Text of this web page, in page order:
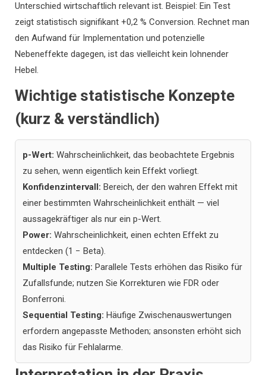
Unterschied wirtschaftlich relevant ist. Beispiel: Ein Test
zeigt statistisch signifikant +0,2 % Conversion. Rechnet man
den Aufwand für Implementation und potenzielle
Nebeneffekte dagegen, ist das vielleicht kein lohnender
Hebel.
Wichtige statistische Konzepte
(kurz & verständlich)
p-Wert: Wahrscheinlichkeit, das beobachtete Ergebnis
zu sehen, wenn eigentlich kein Effekt vorliegt.
Konfidenzintervall: Bereich, der den wahren Effekt mit
einer bestimmten Wahrscheinlichkeit enthält — viel
aussagekräftiger als nur ein p-Wert.
Power: Wahrscheinlichkeit, einen echten Effekt zu
entdecken (1 − Beta).
Multiple Testing: Parallele Tests erhöhen das Risiko für
Zufallsfunde; nutzen Sie Korrekturen wie FDR oder
Bonferroni.
Sequential Testing: Häufige Zwischenauswertungen
erfordern angepasste Methoden; ansonsten erhöht sich
das Risiko für Fehlalarme.